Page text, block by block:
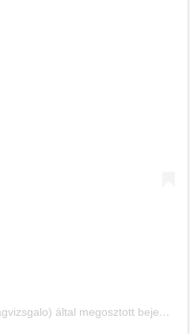
Svábhegyi Csillagvizsgáló (@svabhegyi_csillagvizsgalo) által megosztott bejegyzés